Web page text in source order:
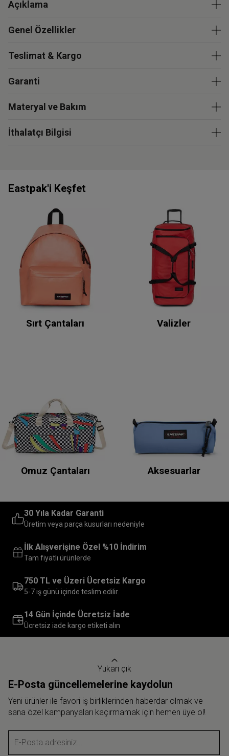
Açıklama
Genel Özellikler
Teslimat & Kargo
Garanti
Materyal ve Bakım
İthalatçı Bilgisi
Eastpak'i Keşfet
Sırt Çantaları Valizler
Omuz Çantaları Aksesuarlar
30 Yıla Kadar Garanti
Üretim veya parça kusurları nedeniyle
İlk Alışverişine Özel %10 İndirim
Tam fiyatlı ürünlerde
750 TL ve Üzeri Ücretsiz Kargo
5-7 iş günü içinde teslim edilir.
14 Gün İçinde Ücretsiz İade
Ücretsiz iade kargo etiketi alın
Yukarı çık
E-Posta güncellemelerine kaydolun
Yeni ürünler ile favori iş birliklerinden haberdar olmak ve
sana özel kampanyaları kaçırmamak için hemen üye ol!
E-Posta adresiniz...